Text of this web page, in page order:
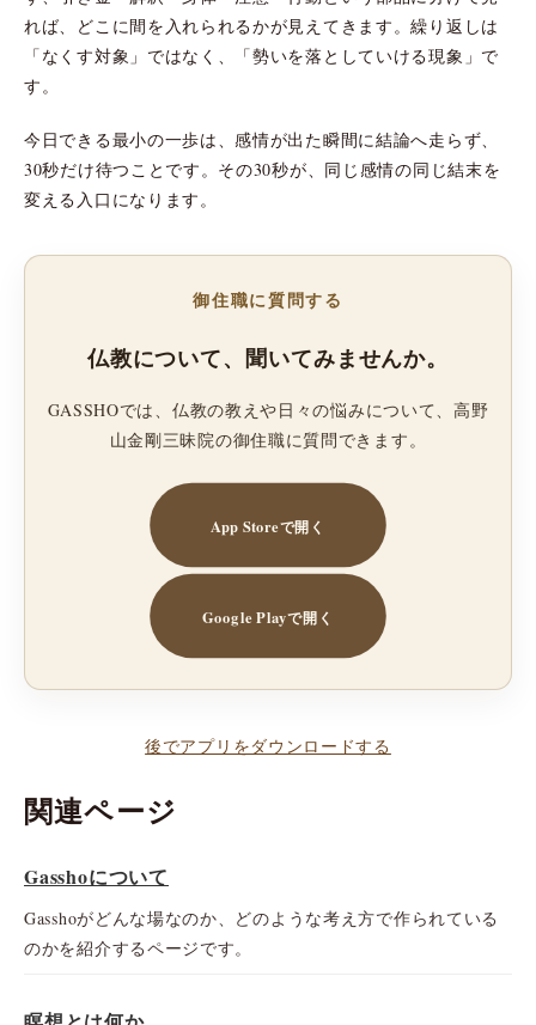
れば、どこに間を入れられるかが見えてきます。繰り返しは
「なくす対象」ではなく、「勢いを落としていける現象」で
す。
今日できる最小の一歩は、感情が出た瞬間に結論へ走らず、
30秒だけ待つことです。その30秒が、同じ感情の同じ結末を
変える入口になります。
御住職に質問する
仏教について、聞いてみませんか。
GASSHOでは、仏教の教えや日々の悩みについて、高野
山金剛三昧院の御住職に質問できます。
App Storeで開く
Google Playで開く
後でアプリをダウンロードする
関連ページ
Gasshoについて
Gasshoがどんな場なのか、どのような考え方で作られている
のかを紹介するページです。